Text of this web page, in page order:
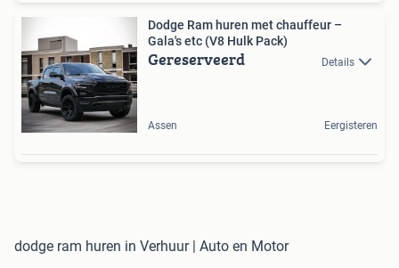
Dodge Ram huren met chauffeur –
Gala's etc (V8 Hulk Pack)
Gereserveerd Details
Assen Eergisteren
dodge ram huren in Verhuur | Auto en Motor